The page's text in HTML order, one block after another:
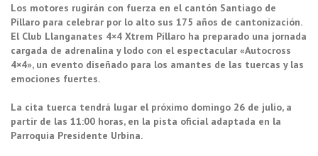
Los motores rugirán con fuerza en el cantón Santiago de
Píllaro para celebrar por lo alto sus 175 años de cantonización.
El Club Llanganates 4×4 Xtrem Píllaro ha preparado una jornada
cargada de adrenalina y lodo con el espectacular «Autocross
4×4», un evento diseñado para los amantes de las tuercas y las
emociones fuertes.
La cita tuerca tendrá lugar el próximo domingo 26 de julio, a
partir de las 11:00 horas, en la pista oficial adaptada en la
Parroquia Presidente Urbina.